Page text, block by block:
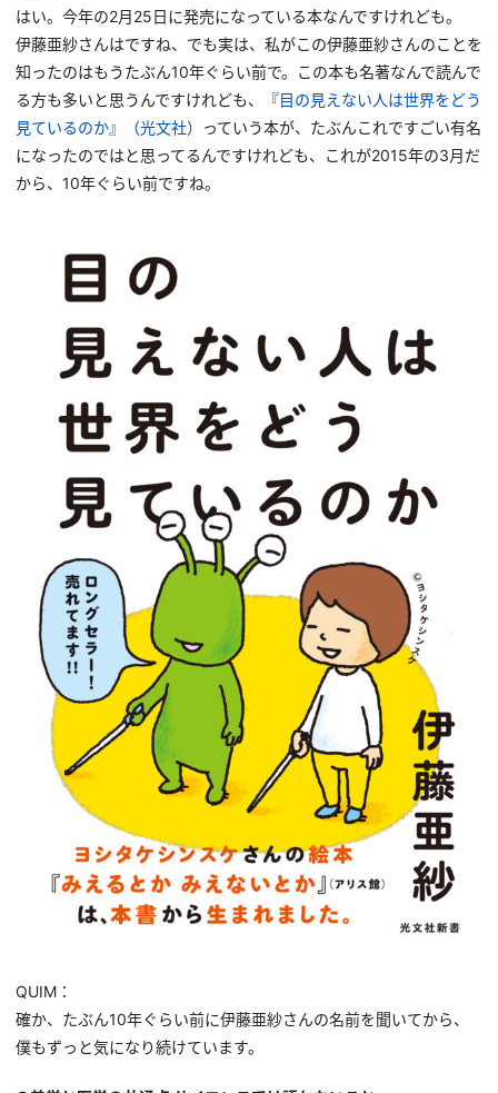
はい。今年の2月25日に発売になっている本なんですけれども。
伊藤亜紗さんはですね、でも実は、私がこの伊藤亜紗さんのことを
知ったのはもうたぶん10年ぐらい前で。この本も名著なんで読んで
る方も多いと思うんですけれども、
『目の見えない人は世界をどう
見ているのか』（光文社）
っていう本が、たぶんこれですごい有名
になったのではと思ってるんですけれども、これが2015年の3月だ
から、10年ぐらい前ですね。
QUIM：
確か、たぶん10年ぐらい前に伊藤亜紗さんの名前を聞いてから、
僕もずっと気になり続けています。